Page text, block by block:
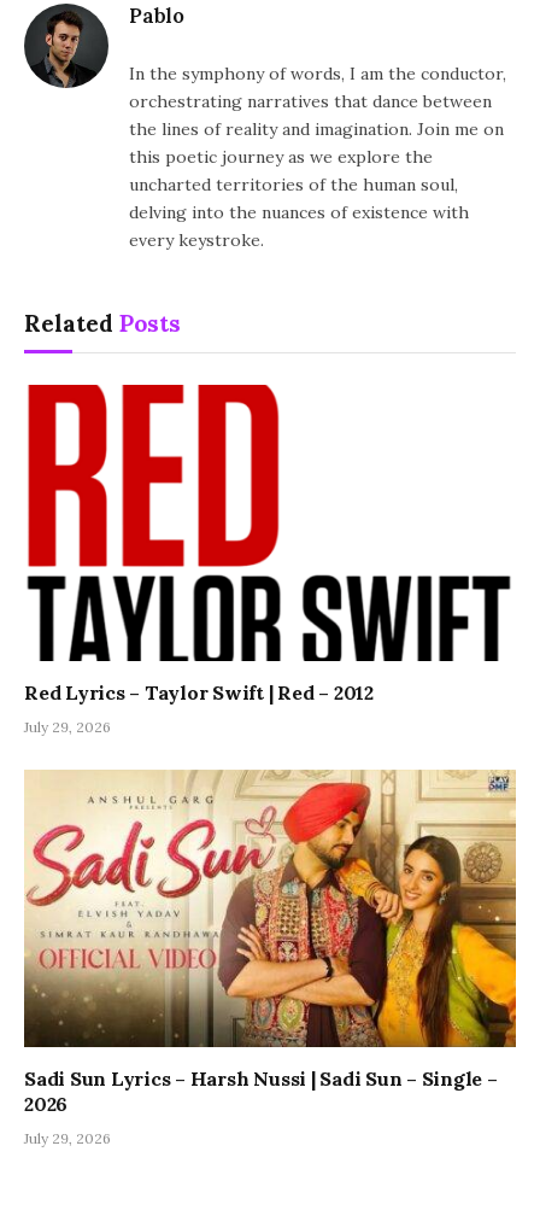
Pablo
In the symphony of words, I am the conductor,
orchestrating narratives that dance between
the lines of reality and imagination. Join me on
this poetic journey as we explore the
uncharted territories of the human soul,
delving into the nuances of existence with
every keystroke.
Related Posts
Red Lyrics – Taylor Swift | Red – 2012
July 29, 2026
Sadi Sun Lyrics – Harsh Nussi | Sadi Sun – Single –
2026
July 29, 2026